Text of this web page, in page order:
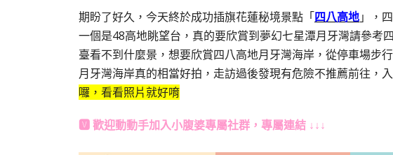
期盼了好久，今天終於成功插旗花蓮秘境景點「四八高地」，
一個是48高地眺望台，真的要欣賞到夢幻七星潭月牙灣請參考
臺看不到什麼景，想要欣賞四八高地月牙灣海岸，從停車場步
月牙灣海岸真的相當好拍，走訪過後發現有危險不推薦前往，
囉，看看照片就好唷
🆅 歡迎動動手加入小腹婆專屬社群 ，專屬連結 ↓↓↓